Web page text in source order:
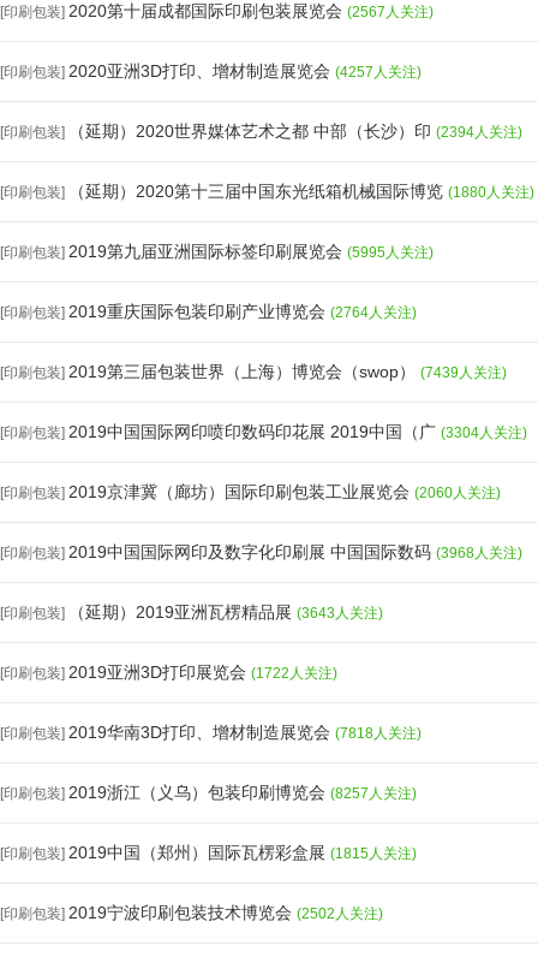
[印刷包装] 2020第十届成都国际印刷包装展览会 (2567人关注)
[印刷包装] 2020亚洲3D打印、增材制造展览会 (4257人关注)
[印刷包装] （延期）2020世界媒体艺术之都 中部（长沙）印 (2394人关注)
[印刷包装] （延期）2020第十三届中国东光纸箱机械国际博览 (1880人关注)
[印刷包装] 2019第九届亚洲国际标签印刷展览会 (5995人关注)
[印刷包装] 2019重庆国际包装印刷产业博览会 (2764人关注)
[印刷包装] 2019第三届包装世界（上海）博览会（swop） (7439人关注)
[印刷包装] 2019中国国际网印喷印数码印花展 2019中国（广 (3304人关注)
[印刷包装] 2019京津冀（廊坊）国际印刷包装工业展览会 (2060人关注)
[印刷包装] 2019中国国际网印及数字化印刷展 中国国际数码 (3968人关注)
[印刷包装] （延期）2019亚洲瓦楞精品展 (3643人关注)
[印刷包装] 2019亚洲3D打印展览会 (1722人关注)
[印刷包装] 2019华南3D打印、增材制造展览会 (7818人关注)
[印刷包装] 2019浙江（义乌）包装印刷博览会 (8257人关注)
[印刷包装] 2019中国（郑州）国际瓦楞彩盒展 (1815人关注)
[印刷包装] 2019宁波印刷包装技术博览会 (2502人关注)